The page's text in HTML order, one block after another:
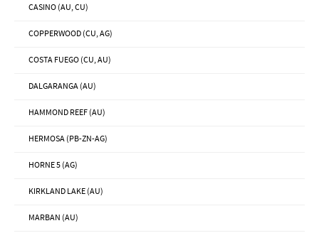
CASINO (AU, CU)
COPPERWOOD (CU, AG)
COSTA FUEGO (CU, AU)
DALGARANGA (AU)
HAMMOND REEF (AU)
HERMOSA (PB-ZN-AG)
HORNE 5 (AG)
KIRKLAND LAKE (AU)
MARBAN (AU)